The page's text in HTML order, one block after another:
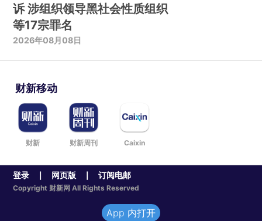
诉 涉组织领导黑社会性质组织
等17宗罪名
2026年08月08日
财新移动
财新 财新周刊 Caixin
登录 网页版 订阅电邮
Copyright 财新网 All Rights Reserved
App 内打开